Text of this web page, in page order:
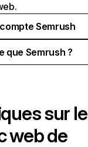
Semrush
que Semrush ?
sur le
web de